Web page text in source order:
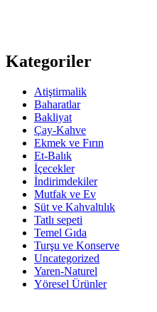
Kategoriler
Atiştirmalik
Baharatlar
Bakliyat
Çay-Kahve
Ekmek ve Fırın
Et-Balık
İçecekler
İndirimdekiler
Mutfak ve Ev
Süt ve Kahvaltılık
Tatlı sepeti
Temel Gıda
Turşu ve Konserve
Uncategorized
Yaren-Naturel
Yöresel Ürünler